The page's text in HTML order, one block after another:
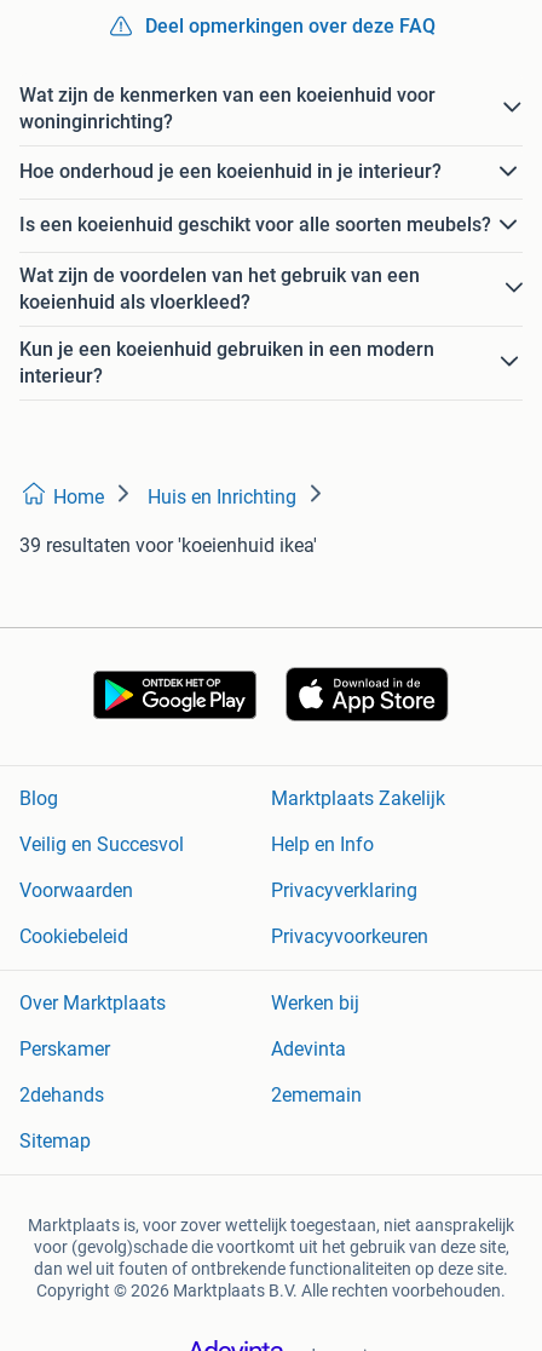
Deel opmerkingen over deze FAQ
Wat zijn de kenmerken van een koeienhuid voor
woninginrichting?
Hoe onderhoud je een koeienhuid in je interieur?
Is een koeienhuid geschikt voor alle soorten meubels?
Wat zijn de voordelen van het gebruik van een
koeienhuid als vloerkleed?
Kun je een koeienhuid gebruiken in een modern
interieur?
Home Huis en Inrichting
39 resultaten voor 'koeienhuid ikea'
Blog
Marktplaats Zakelijk
Veilig en Succesvol
Help en Info
Voorwaarden
Privacyverklaring
Cookiebeleid
Privacyvoorkeuren
Over Marktplaats
Werken bij
Perskamer
Adevinta
2dehands
2ememain
Sitemap
Marktplaats is, voor zover wettelijk toegestaan, niet aansprakelijk
voor (gevolg)schade die voortkomt uit het gebruik van deze site,
dan wel uit fouten of ontbrekende functionaliteiten op deze site.
Copyright © 2026 Marktplaats B.V. Alle rechten voorbehouden.